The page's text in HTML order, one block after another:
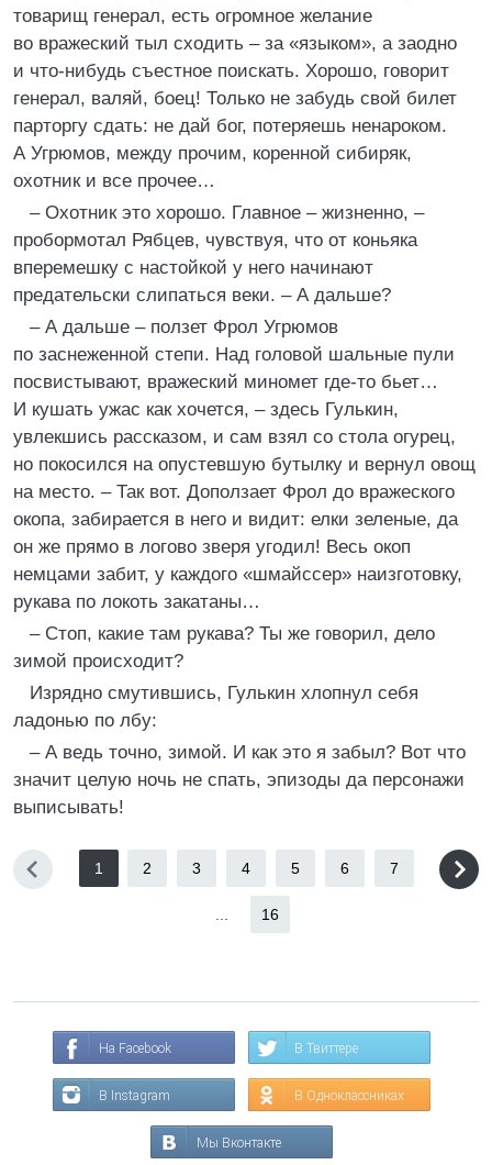
товарищ генерал, есть огромное желание
во вражеский тыл сходить – за «языком», а заодно
и что-нибудь съестное поискать. Хорошо, говорит
генерал, валяй, боец! Только не забудь свой билет
парторгу сдать: не дай бог, потеряешь ненароком.
А Угрюмов, между прочим, коренной сибиряк,
охотник и все прочее…
– Охотник это хорошо. Главное – жизненно, –
пробормотал Рябцев, чувствуя, что от коньяка
вперемешку с настойкой у него начинают
предательски слипаться веки. – А дальше?
– А дальше – ползет Фрол Угрюмов
по заснеженной степи. Над головой шальные пули
посвистывают, вражеский миномет где-то бьет…
И кушать ужас как хочется, – здесь Гулькин,
увлекшись рассказом, и сам взял со стола огурец,
но покосился на опустевшую бутылку и вернул овощ
на место. – Так вот. Доползает Фрол до вражеского
окопа, забирается в него и видит: елки зеленые, да
он же прямо в логово зверя угодил! Весь окоп
немцами забит, у каждого «шмайссер» наизготовку,
рукава по локоть закатаны…
– Стоп, какие там рукава? Ты же говорил, дело
зимой происходит?
Изрядно смутившись, Гулькин хлопнул себя
ладонью по лбу:
– А ведь точно, зимой. И как это я забыл? Вот что
значит целую ночь не спать, эпизоды да персонажи
выписывать!
1 2 3 4 5 6 7
16
На Facebook В Твиттере
В Instagram В Одноклассниках
Мы Вконтакте